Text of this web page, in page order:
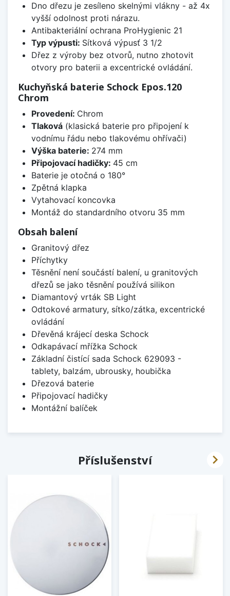
Dno dřezu je zesíleno skelnými vlákny - až 4x
vyšší odolnost proti nárazu.
Antibakteriální ochrana ProHygienic 21
Typ výpusti: Sítková výpusť 3 1/2
Dřez z výroby bez otvorů, nutno zhotovit
otvory pro baterii a excentrické ovládání.
Kuchyňská baterie Schock Epos.120
Chrom
Provedení: Chrom
Tlaková(klasická baterie pro připojení k
vodnímu řádu nebo tlakovému ohřívači)
Výška baterie: 274 mm
Připojovací hadičky: 45 cm
Baterie je otočná o 180°
Zpětná klapka
Vytahovací koncovka
Montáž do standardního otvoru 35 mm
Obsah balení
Granitový dřez
Příchytky
Těsnění není součástí balení, u granitových
dřezů se jako těsnění používá silikon
Diamantový vrták SB Light
Odtokové armatury, sítko/zátka, excentrické
ovládání
Dřevěná krájecí deska Schock
Odkapávací mřížka Schock
Základní čistící sada Schock 629093 -
tablety, balzám, ubrousky, houbička
Dřezová baterie
Připojovací hadičky
Montážní balíček
Příslušenství 